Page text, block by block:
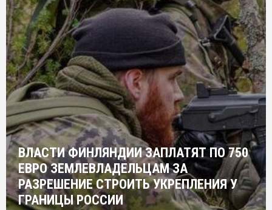
ВЛАСТИ ФИНЛЯНДИИ ЗАПЛАТЯТ ПО 750
ЕВРО ЗЕМЛЕВЛАДЕЛЬЦАМ ЗА
РАЗРЕШЕНИЕ СТРОИТЬ УКРЕПЛЕНИЯ У
ГРАНИЦЫ РОССИИ